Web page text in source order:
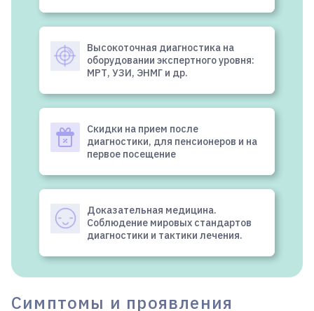
Высокоточная диагностика на
оборудовании экспертного уровня:
МРТ, УЗИ, ЭНМГ и др.
Скидки на прием после
диагностики, для пенсионеров и на
первое посещение
Доказательная медицина.
Соблюдение мировых стандартов
диагностики и тактики лечения.
Симптомы и проявления